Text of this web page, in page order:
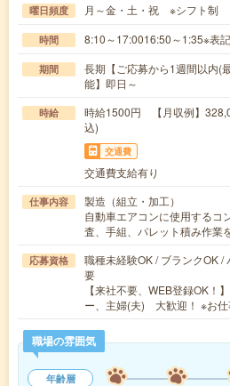
曜日頻度 月～金・土・祝 ※シフト制
時間 8:10～17:0016:50～1:35※表
期間
長期【ご応募から1週間以内(
能】即日～
時給
時給1500円 【月収例】
込)
交通費
交通費支給有り
仕事内容
製造（組立・加工）
自動車エアコンに使用するコ
査、手組、パレット積み作
応募資格
職種未経験OK / ブランクOK /
要
【来社不要、WEB登録OK！
ー、主婦(夫) 大歓迎！ ※お
職場の雰囲気
年齢層